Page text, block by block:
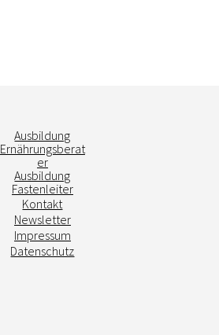
Ausbildung
Ernährungsberat
er
Ausbildung
Fastenleiter
Kontakt
Newsletter
Impressum
Datenschutz